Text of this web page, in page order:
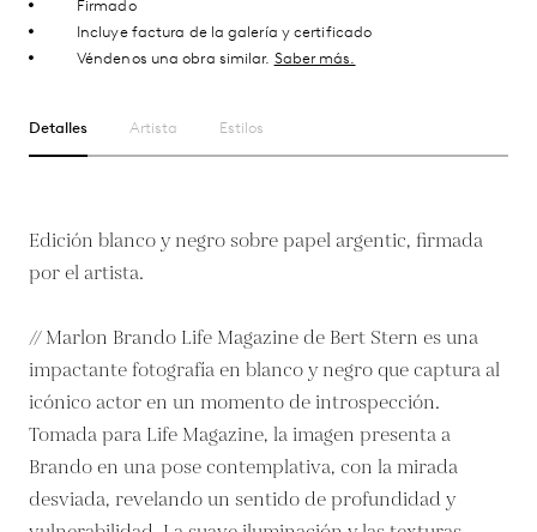
Firmado
Incluye factura de la galería y certificado
Véndenos una obra similar. Saber más.
Detalles Artista Estilos
Edición blanco y negro sobre papel argentic, firmada
por el artista.
// Marlon Brando Life Magazine de Bert Stern es una
impactante fotografía en blanco y negro que captura al
icónico actor en un momento de introspección.
Tomada para Life Magazine, la imagen presenta a
Brando en una pose contemplativa, con la mirada
desviada, revelando un sentido de profundidad y